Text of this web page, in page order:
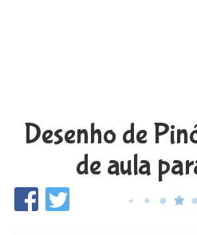
Desenho de
de aula